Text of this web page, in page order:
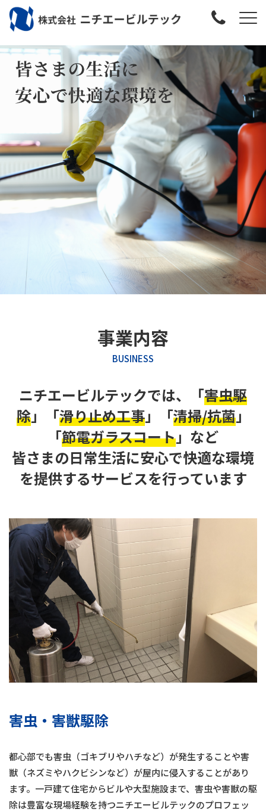
事業内容
BUSINESS
ニチエービルテックでは、「害虫駆
除」「滑り止め工事」「清掃/抗菌」
「節電ガラスコート」など
皆さまの日常生活に安心で快適な環境
を提供するサービスを行っています
害虫・害獣駆除
都心部でも害虫（ゴキブリやハチなど）が発生することや害
獣（ネズミやハクビシンなど）が屋内に侵入することがあり
ます。一戸建て住宅からビルや大型施設まで、害虫や害獣の駆
除は豊富な現場経験を持つニチエービルテックのプロフェッ